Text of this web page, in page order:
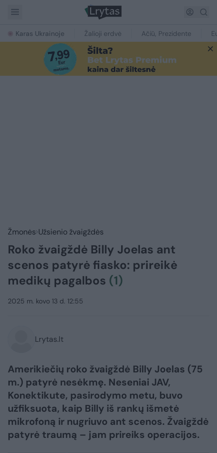
Karas Ukrainoje Žalioji erdvė Ačiū, Prezidente
Žmonės Užsienio žvaigždės
Roko žvaigždė Billy Joelas ant
scenos patyrė fiasko: prireikė
medikų pagalbos (1)
2025 m. kovo 13 d. 12:55
Lrytas.lt
Amerikiečių roko žvaigždė Billy Joelas (75
m.) patyrė nesėkmę. Neseniai JAV,
Konektikute, pasirodymo metu, buvo
užfiksuota, kaip Billy iš rankų išmetė
mikrofoną ir nugriuvo ant scenos. Žvaigždė
patyrė traumą – jam prireiks operacijos.